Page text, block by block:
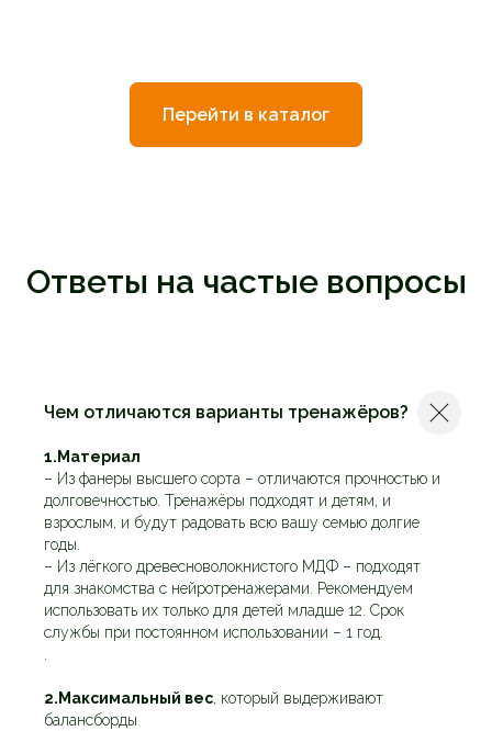
Перейти в каталог
Ответы на частые вопросы
Чем отличаются варианты тренажёров?
1.Материал
– Из фанеры высшего сорта – отличаются прочностью и
долговечностью. Тренажёры подходят и детям, и
взрослым, и будут радовать всю вашу семью долгие
годы.
– Из лёгкого древесноволокнистого МДФ – подходят
для знакомства с нейротренажерами. Рекомендуем
использовать их только для детей младше 12. Срок
службы при постоянном использовании – 1 год.
.
2.Максимальный вес, который выдерживают
балансборды